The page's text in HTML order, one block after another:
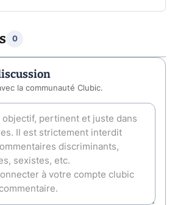
0
la communauté Clubic.